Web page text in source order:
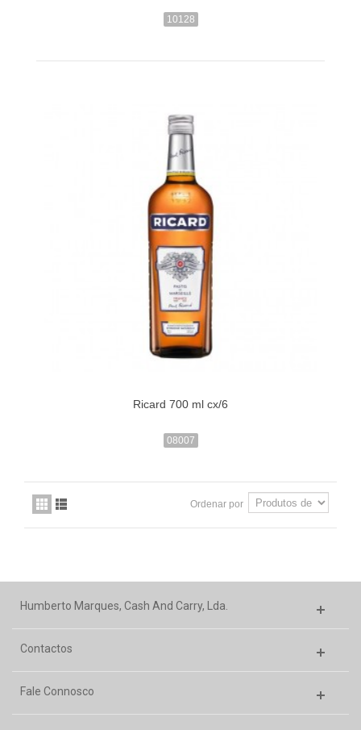
10128
Ricard 700 ml cx/6
08007
Ordenar por
Humberto Marques, Cash And Carry, Lda.
Contactos
Fale Connosco